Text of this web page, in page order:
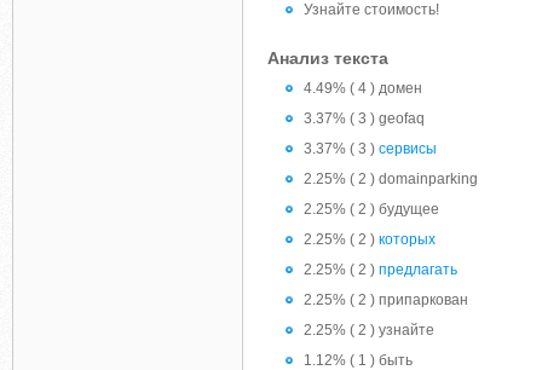
Узнайте стоимость!
Анализ текста
4.49% ( 4 ) домен
3.37% ( 3 ) geofaq
3.37% ( 3 ) сервисы
2.25% ( 2 ) domainparking
2.25% ( 2 ) будущее
2.25% ( 2 ) которых
2.25% ( 2 ) предлагать
2.25% ( 2 ) припаркован
2.25% ( 2 ) узнайте
1.12% ( 1 ) быть